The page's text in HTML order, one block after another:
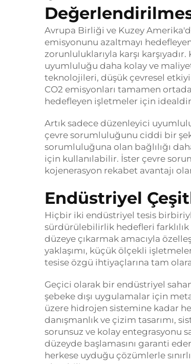
Avrupa Birliği ve Kuzey
emisyonunu azaltmayı
zorunluluklarıyla karşı
uyumluluğu daha kolay ve
teknolojileri, düşük çevresel
CO2 emisyonları tamamen
hedefleyen işletmeler için
Artık sadece düzenleyici
çevre sorumluluğunu ciddi bir
sorumluluğuna olan bağlılığı
için kullanılabilir. İster çevre
kojenerasyon rekabet avantajı
Endüstriyel
Hiçbir iki endüstriyel tesis
sürdürülebilirlik hedefleri
düzeye çıkarmak amacıyla
yaklaşımı, küçük ölçekli
tesise özgü ihtiyaçlarına tam
Geçici olarak bir endüstriyel
şebeke dışı uygulamalar için
üzere hidrojen sistemine kadar
danışmanlık ve çizim tasarımı,
sorunsuz ve kolay entegrasyonu
düzeyde başlamasını garanti
herkese uyduğu çözümlerle